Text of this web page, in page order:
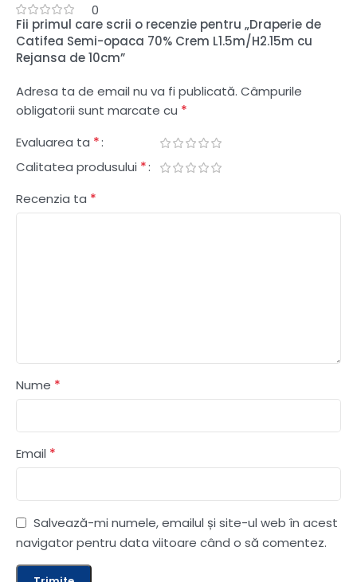
0
Fii primul care scrii o recenzie pentru „Draperie de
Catifea Semi-opaca 70% Crem L1.5m/H2.15m cu
Rejansa de 10cm”
Adresa ta de email nu va fi publicată. Câmpurile
obligatorii sunt marcate cu *
Evaluarea ta *
Calitatea produsului *
Recenzia ta *
Nume *
Email *
Salvează-mi numele, emailul și site-ul web în acest
navigator pentru data viitoare când o să comentez.